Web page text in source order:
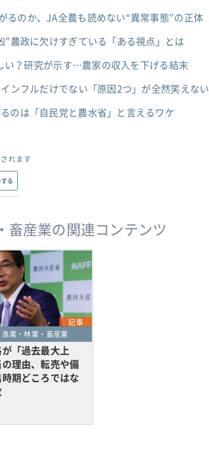
るのか、JA全農も読めない“異常事態”の正体
農政に欠けすぎている「ある視点」とは
？研究が示す…農家の収入を下げる結末
ンフルだけでない「原因2つ」が全然笑えない
のは「自民党と農水省」と言えるワケ
れます
る
畜産業の関連コンテンツ
記事
漁業・林業・畜産業
「過去最大上
理由、転売や備
期どころではな